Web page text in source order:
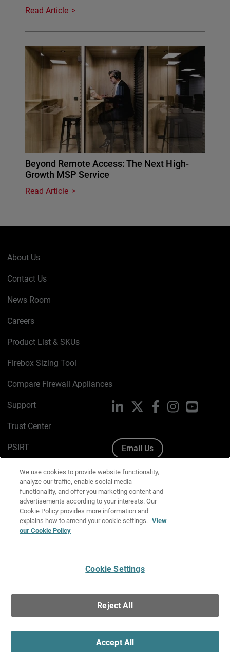
Read Article
Beyond Remote Access: The Next High-
Growth MSP Service
Read Article
About Us
Contact Us
News Room
Careers
Product List & SKUs
Firebox Sizing Tool
Compare Firewall Appliances
Support
Trust Center
PSIRT
Cookie Policy
Privacy Policy
Media & Brand Kit
Manage Email Preferences
LinkedIn FacebookInstagramYouTube
Email Us
Copyright © 1996-2026 WatchGuard Technologies, Inc. All
Rights Reserved.
We use cookies to provide website functionality,
analyze our traffic, enable social media
functionality, and offer you marketing content and
advertisements according to your interests. Our
Cookie Policy provides more information and
explains how to amend your cookie settings. View
our Cookie Policy
Cookie Settings
Reject All
Accept All